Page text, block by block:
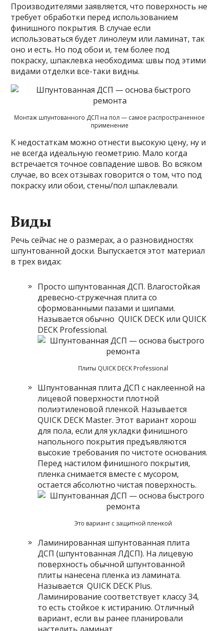
Производителями заявляется, что поверхность не
требует обработки перед использованием
финишного покрытия. В случае если
использоваться будет линолеум или ламинат, так
оно и есть. Но под обои и, тем более под
покраску, шпаклевка необходима: швы под этими
видами отделки все-таки видны.
Монтаж шпунтованного ДСП на пол — самое распространенное
применение
К недостаткам можно отнести высокую цену, ну и
не всегда идеальную геометрию. Мало когда
встречается точное совпадение швов. Во всяком
случае, во всех отзывах говорится о том, что под
покраску или обои, стены/пол шпаклевали.
Виды
Речь сейчас не о размерах, а о разновидностях
шпунтованной доски. Выпускается этот материал
в трех видах:
Просто шпунтованная ДСП. Влагостойкая
древесно-стружечная плита со
сформованными пазами и шипами.
Называется обычно QUICK DECK или QUICK
DECK Professional.
Плиты QUICK DECK Professional
Шпунтованная плита ДСП с наклеенной на
лицевой поверхности плотной
полиэтиленовой пленкой. Называется
QUICK DECK Master. Этот вариант хорош
для пола, если для укладки финишного
напольного покрытия предъявляются
высокие требования по чистоте основания.
Перед настилом финишного покрытия,
пленка снимается вместе с мусором,
остается абсолютно чистая поверхность.
Это вариант с защитной пленкой
Ламинированная шпунтованная плита
ДСП (шпунтованная ЛДСП). На лицевую
поверхность обычной шпунтованной
плиты нанесена пленка из ламината.
Называется QUICK DECK Plus.
Ламинирование соответствует классу 34,
то есть стойкое к истиранию. Отличный
вариант, если вы ранее планировали